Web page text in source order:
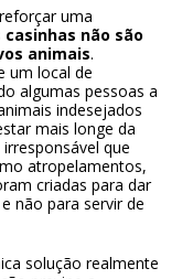
uma
casinhas não são
animais.
um local de
algumas pessoas a
indesejados
mais longe da
que
atropelamentos,
criadas para dar
não para servir de
solução realmente